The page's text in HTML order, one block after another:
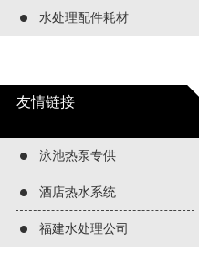
水处理配件耗材
友情链接
泳池热泵专供
酒店热水系统
福建水处理公司